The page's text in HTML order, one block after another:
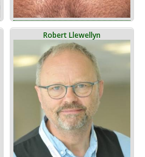
Robert Llewellyn